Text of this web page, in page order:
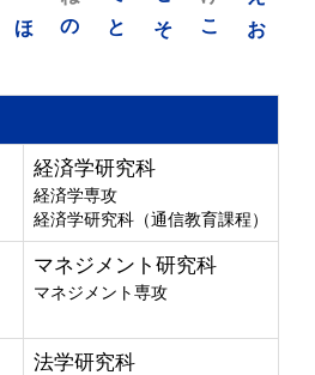
お
こ
そ
と
の
ほ
経済学研究科
経済学専攻
経済学研究科（通信教育課程）
マネジメント研究科
マネジメント専攻
法学研究科